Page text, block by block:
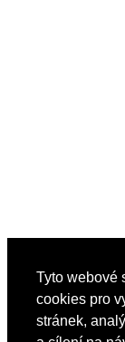
Tyto webové
cookies pro
stránek,